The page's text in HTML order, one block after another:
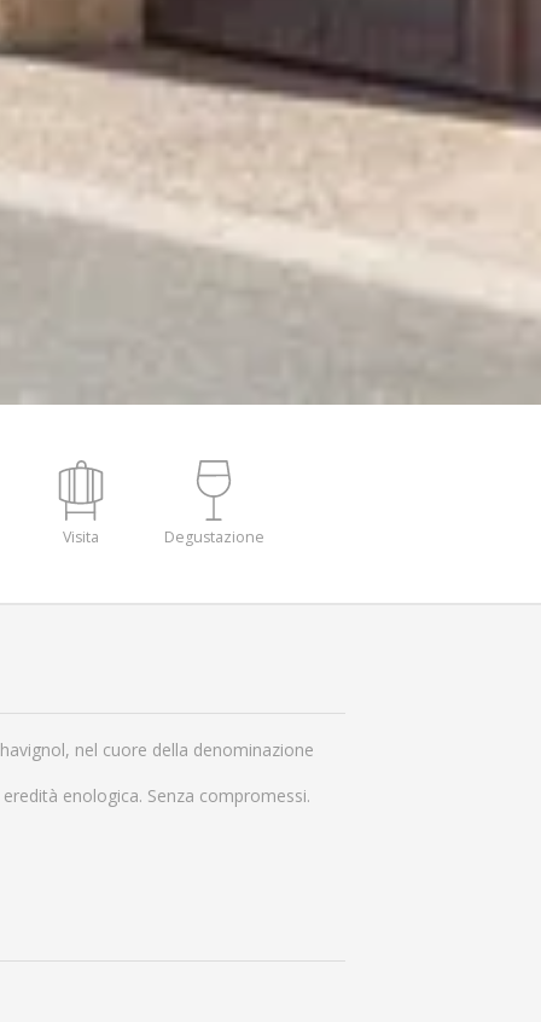
Visita Degustazione
nel cuore della denominazione
enologica. Senza compromessi.